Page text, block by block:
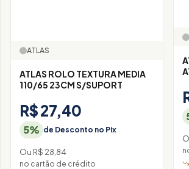
ATLAS
ATLAS ROLO TEXTURA MEDIA
110/65 23CM S/SUPORT
R$ 27,40
5% de Desconto no Pix
Ou R$ 28,84
no cartão de crédito